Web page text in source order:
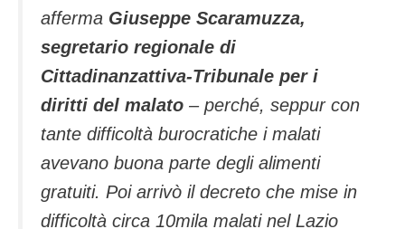
afferma Giuseppe Scaramuzza,
segretario regionale di
Cittadinanzattiva-Tribunale per i
diritti del malato – perché, seppur con
tante difficoltà burocratiche i malati
avevano buona parte degli alimenti
gratuiti. Poi arrivò il decreto che mise in
difficoltà circa 10mila malati nel Lazio